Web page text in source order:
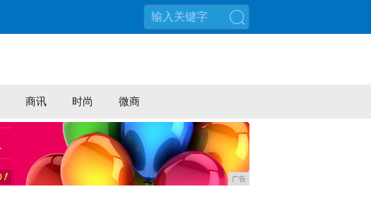
商讯 时尚 微商
广告